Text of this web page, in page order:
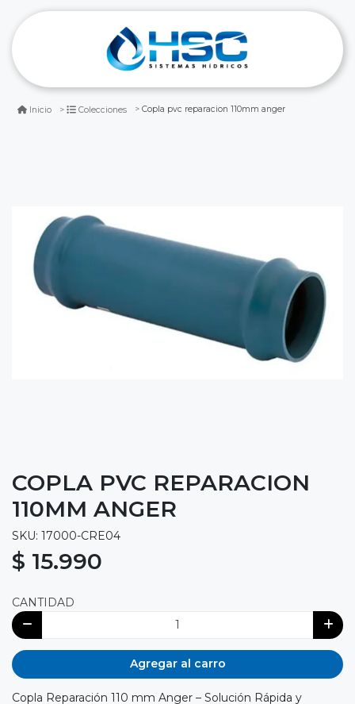
Inicio Colecciones Copla pvc reparacion 110mm anger
COPLA PVC REPARACION
110MM ANGER
SKU: 17000-CRE04
$ 15.990
CANTIDAD
Agregar al carro
Copla Reparación 110 mm Anger – Solución Rápida y